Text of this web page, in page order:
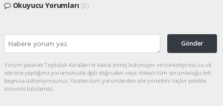
Okuyucu Yorumları (0)
Gönder
Yorum yazarak Topluluk Kuralları’nı kabul etmiş bulunuyor ve turkishpress.co.uk
sitesine yaptığınız yorumunuzla ilgili doğrudan veya dolaylı tüm sorumluluğu tek
başınıza üstleniyorsunuz. Yazılan tüm yorumlardan site yönetimi hiçbir şekilde
sorumlu tutulamaz.